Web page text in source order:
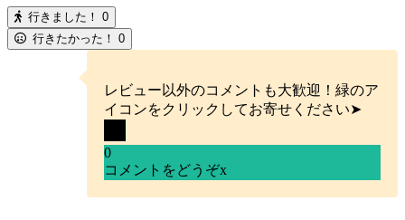
行きました！ 0
行きたかった！ 0
レビュー以外のコメントも大歓迎！緑のア
イコンをクリックしてお寄せください➤
0
コメントをどうぞx